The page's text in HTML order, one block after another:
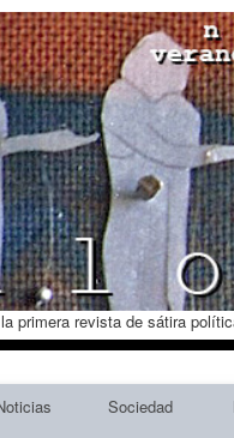
primera revista de sátira
Sociedad